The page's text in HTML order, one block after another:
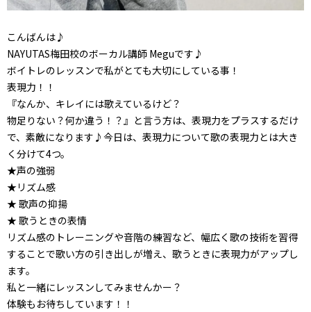
こんばんは♪
NAYUTAS梅田校のボーカル講師 Meguです♪
ボイトレのレッスンで私がとても大切にしている事！
表現力！！
『なんか、キレイには歌えているけど？
物足りない？何か違う！？』と言う方は、表現力をプラスするだけ
で、素敵になります♪今日は、表現力について歌の表現力とは大き
く分けて4つ。
★声の強弱
★リズム感
★ 歌声の抑揚
★ 歌うときの表情
リズム感のトレーニングや音階の練習など、幅広く歌の技術を習得
することで歌い方の引き出しが増え、歌うときに表現力がアップし
ます。
私と一緒にレッスンしてみませんかー？
体験もお待ちしています！！